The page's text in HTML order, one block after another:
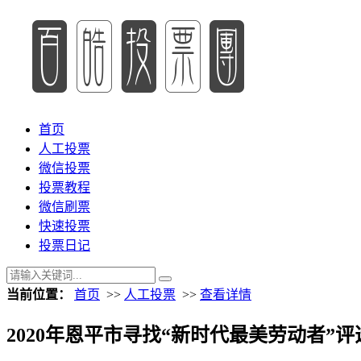
首页
人工投票
微信投票
投票教程
微信刷票
快速投票
投票日记
当前位置： 首页 >> 人工投票 >> 查看详情
2020年恩平市寻找“新时代最美劳动者”评